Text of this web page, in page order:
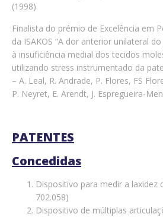
(1998)
Finalista do prémio de Excelência em
da ISAKOS “A dor anterior unilateral
à insuficiência medial dos tecidos
utilizando stress instrumentado da
– A. Leal, R. Andrade, P. Flores, FS
P. Neyret, E. Arendt, J. Espregueira-
PATENTES
Concedidas
Dispositivo para medir a laxidez
702.058)
Dispositivo de múltiplas